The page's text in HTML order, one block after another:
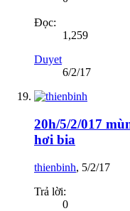
Đọc:
1,259
Duyet
6/2/17
20h/5/2/017
hơi bia
thienbinh, 5/2/17
Trả lời:
0